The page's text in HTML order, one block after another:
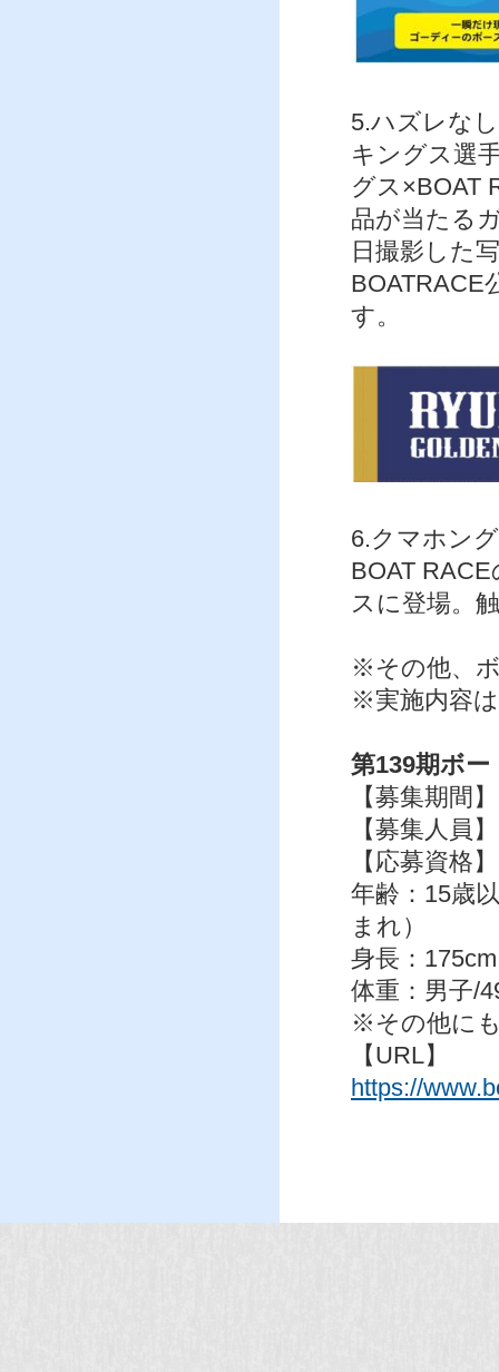
5.ハズレな
キングス選
グス×BOAT
品が当たる
日撮影した
BOATRACE
す。
6.クマホン
BOAT
スに登場。
※その他、
※実施内容
第139期ボ
【募集期間
【募集人員
【応募資格】
年齢：15歳
まれ）
身長：
体重：男子/
※その他に
【URL】
https://